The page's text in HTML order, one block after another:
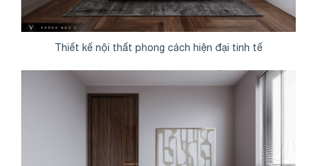
Thiết kế nội thất phong cách hiện đại tinh tế